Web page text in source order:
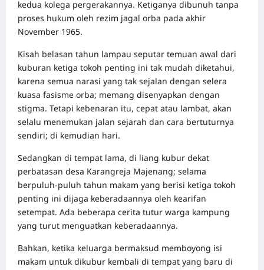
kedua kolega pergerakannya. Ketiganya dibunuh tanpa
proses hukum oleh rezim jagal orba pada akhir
November 1965.
Kisah belasan tahun lampau seputar temuan awal dari
kuburan ketiga tokoh penting ini tak mudah diketahui,
karena semua narasi yang tak sejalan dengan selera
kuasa fasisme orba; memang disenyapkan dengan
stigma. Tetapi kebenaran itu, cepat atau lambat, akan
selalu menemukan jalan sejarah dan cara bertuturnya
sendiri; di kemudian hari.
Sedangkan di tempat lama, di liang kubur dekat
perbatasan desa Karangreja Majenang; selama
berpuluh-puluh tahun makam yang berisi ketiga tokoh
penting ini dijaga keberadaannya oleh kearifan
setempat. Ada beberapa cerita tutur warga kampung
yang turut menguatkan keberadaannya.
Bahkan, ketika keluarga bermaksud memboyong isi
makam untuk dikubur kembali di tempat yang baru di